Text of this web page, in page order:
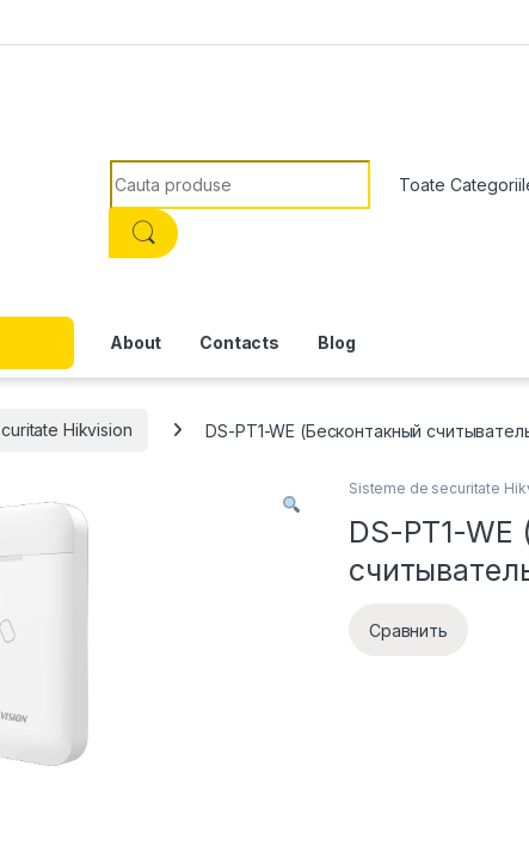
Search for:
About Contacts Blog
Hikvision DS-PT1-WE (Бесконтакный
Sisteme de securitate
DS-PT1-WE
Сравнить